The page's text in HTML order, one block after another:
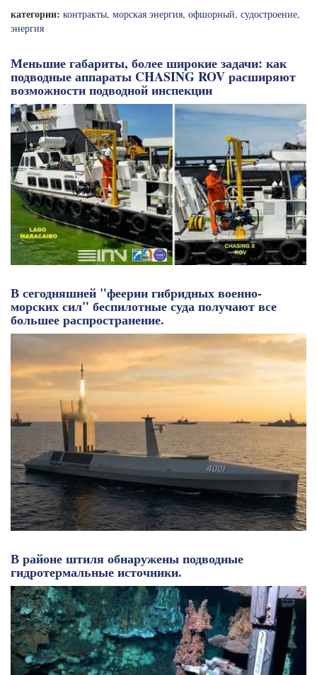
категории: контракты, морская энергия, офшорный, судостроение,
энергия
Меньшие габариты, более широкие задачи: как
подводные аппараты CHASING ROV расширяют
возможности подводной инспекции
В сегодняшней "феерии гибридных военно-
морских сил" беспилотные суда получают все
большее распространение.
В районе штиля обнаружены подводные
гидротермальные источники.